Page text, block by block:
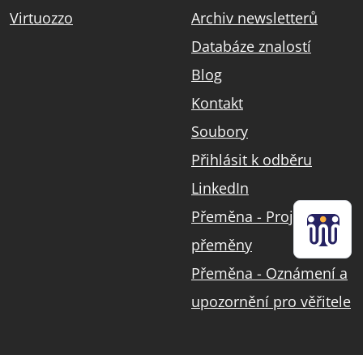
Virtuozzo
Archiv newsletterů
Databáze znalostí
Blog
Kontakt
Soubory
Přihlásit k odběru
LinkedIn
Přeměna - Projekt
přeměny
Přeměna - Oznámení a
upozornění pro věřitele